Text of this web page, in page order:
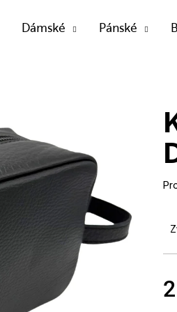
Dámské Pánské
Doporučujeme